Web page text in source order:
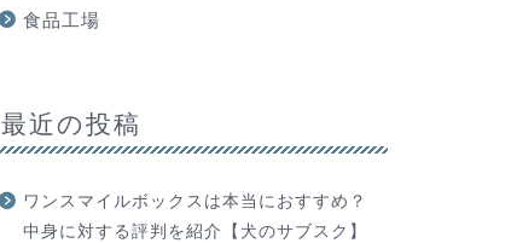
食品工場
最近の投稿
ワンスマイルボックスは本当におすすめ？
中身に対する評判を紹介【犬のサブスク】